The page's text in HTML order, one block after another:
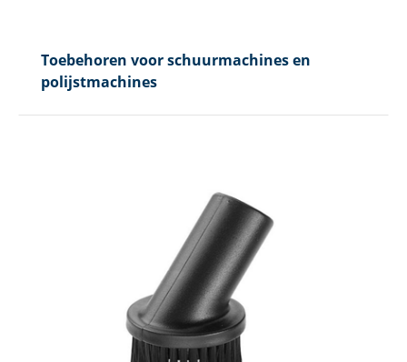
Toebehoren voor schuurmachines en
polijstmachines